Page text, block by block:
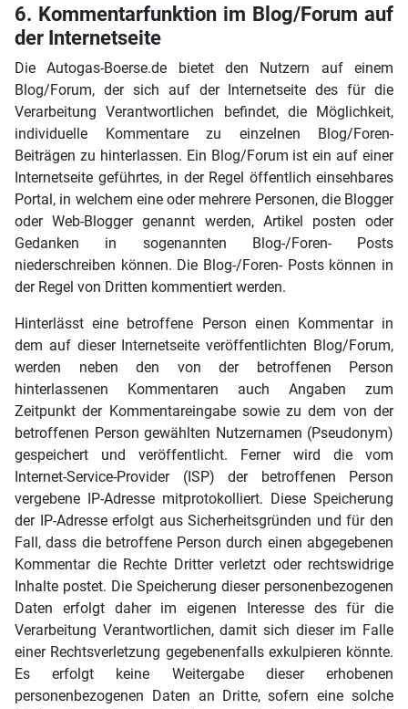
6. Kommentarfunktion im Blog/Forum auf
der Internetseite
Die Autogas-Boerse.de bietet den Nutzern auf einem
Blog/Forum, der sich auf der Internetseite des für die
Verarbeitung Verantwortlichen befindet, die Möglichkeit,
individuelle Kommentare zu einzelnen Blog/Foren-
Beiträgen zu hinterlassen. Ein Blog/Forum ist ein auf einer
Internetseite geführtes, in der Regel öffentlich einsehbares
Portal, in welchem eine oder mehrere Personen, die Blogger
oder Web-Blogger genannt werden, Artikel posten oder
Gedanken in sogenannten Blog-/Foren- Posts
niederschreiben können. Die Blog-/Foren- Posts können in
der Regel von Dritten kommentiert werden.
Hinterlässt eine betroffene Person einen Kommentar in
dem auf dieser Internetseite veröffentlichten Blog/Forum,
werden neben den von der betroffenen Person
hinterlassenen Kommentaren auch Angaben zum
Zeitpunkt der Kommentareingabe sowie zu dem von der
betroffenen Person gewählten Nutzernamen (Pseudonym)
gespeichert und veröffentlicht. Ferner wird die vom
Internet-Service-Provider (ISP) der betroffenen Person
vergebene IP-Adresse mitprotokolliert. Diese Speicherung
der IP-Adresse erfolgt aus Sicherheitsgründen und für den
Fall, dass die betroffene Person durch einen abgegebenen
Kommentar die Rechte Dritter verletzt oder rechtswidrige
Inhalte postet. Die Speicherung dieser personenbezogenen
Daten erfolgt daher im eigenen Interesse des für die
Verarbeitung Verantwortlichen, damit sich dieser im Falle
einer Rechtsverletzung gegebenenfalls exkulpieren könnte.
Es erfolgt keine Weitergabe dieser erhobenen
personenbezogenen Daten an Dritte, sofern eine solche